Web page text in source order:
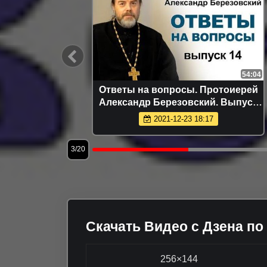
54:04
Ответы на вопросы. Протоиерей
Александр Березовский. Выпуск
14
2021-12-23 18:17
3/20
Скачать Видео с Дзена
256×144